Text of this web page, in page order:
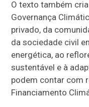
O texto também
Governança
privado, da
da sociedade civil
energética, ao
sustentável e à
podem contar com
Financiamento